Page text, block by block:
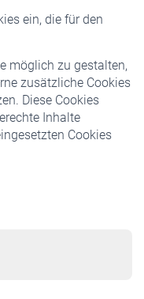
ein, die für den
möglich zu gestalten,
zusätzliche Cookies
Diese Cookies
Inhalte
Cookies